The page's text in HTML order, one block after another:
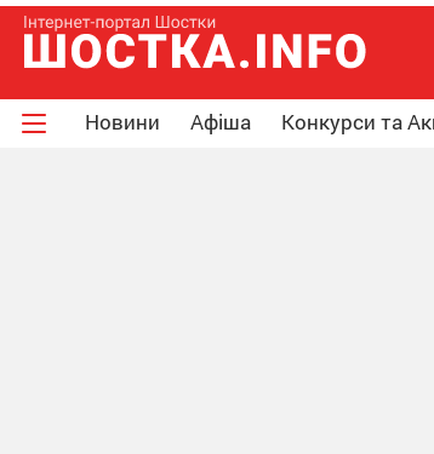
Новини Афіша Конкурси та